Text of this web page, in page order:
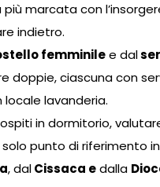
marcata con
indietro.
femminilee dal
doppie, ciascuna con
lavanderia.
in dormitorio,
punto di riferimento
, dalCissaca edalla